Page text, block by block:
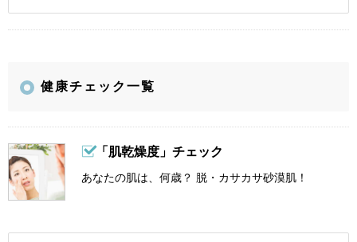
健康チェック一覧
「肌乾燥度」チェック
あなたの肌は、何歳？ 脱・カサカサ砂漠肌！